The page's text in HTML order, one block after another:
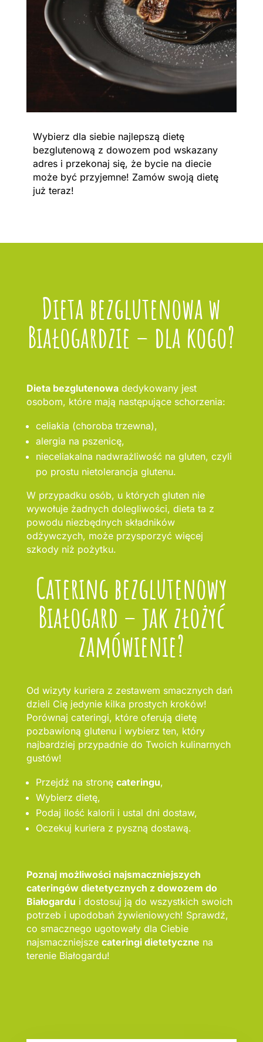
Wybierz dla siebie najlepszą dietę
bezglutenową z dowozem pod wskazany
adres i przekonaj się, że bycie na diecie
może być przyjemne! Zamów swoją dietę
już teraz!
Dieta bezglutenowa w
Białogardzie – dla kogo?
Dieta bezglutenowadedykowany jest
osobom, które mają następujące schorzenia:
celiakia (choroba trzewna),
alergia na pszenicę,
nieceliakalna nadwrażliwość na gluten, czyli
po prostu nietolerancja glutenu.
W przypadku osób, u których gluten nie
wywołuje żadnych dolegliwości, dieta ta z
powodu niezbędnych składników
odżywczych, może przysporzyć więcej
szkody niż pożytku.
Catering bezglutenowy
Białogard – jak złożyć
zamówienie?
Od wizyty kuriera z zestawem smacznych dań
dzieli Cię jedynie kilka prostych kroków!
Porównaj cateringi, które oferują dietę
pozbawioną glutenu i wybierz ten, który
najbardziej przypadnie do Twoich kulinarnych
gustów!
Przejdź na stronę cateringu,
Wybierz dietę,
Podaj ilość kalorii i ustal dni dostaw,
Oczekuj kuriera z pyszną dostawą.
Poznaj możliwości najsmaczniejszych
cateringów dietetycznych z dowozem do
Białogardu i dostosuj ją do wszystkich swoich
potrzeb i upodobań żywieniowych! Sprawdź,
co smacznego ugotowały dla Ciebie
najsmaczniejsze cateringi dietetyczne na
terenie Białogardu!